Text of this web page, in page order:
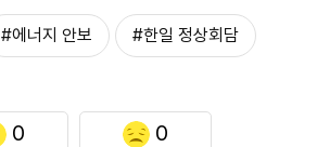
#에너지 안보 #한일 정상회담
0 0